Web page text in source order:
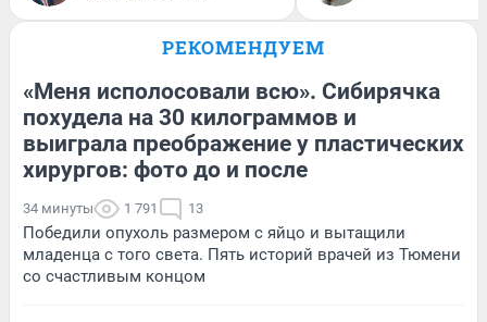
РЕКОМЕНДУЕМ
«Меня исполосовали всю». Сибирячка
похудела на 30 килограммов и
выиграла преображение у пластических
хирургов: фото до и после
34 минуты 1 791 13
Победили опухоль размером с яйцо и вытащили
младенца с того света. Пять историй врачей из Тюмени
со счастливым концом